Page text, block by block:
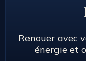
Renouer avec
énergie et